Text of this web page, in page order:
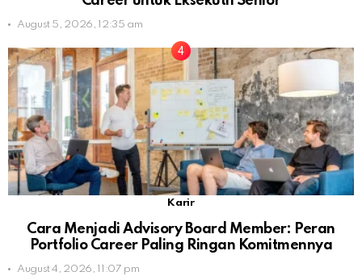
August 5, 2026, 12:35 am
Karir
Cara Menjadi Advisory Board Member: Peran
Portfolio Career Paling Ringan Komitmennya
August 4, 2026, 11:07 pm